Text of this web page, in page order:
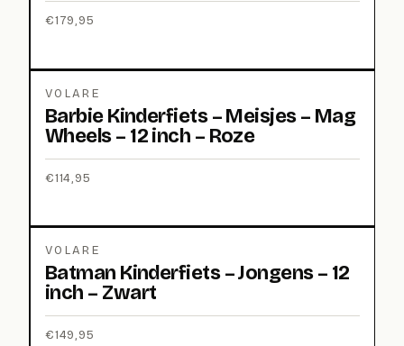
€179,95
VOLARE
Barbie Kinderfiets – Meisjes – Mag
Wheels – 12 inch – Roze
€114,95
VOLARE
Batman Kinderfiets – Jongens – 12
inch – Zwart
€149,95